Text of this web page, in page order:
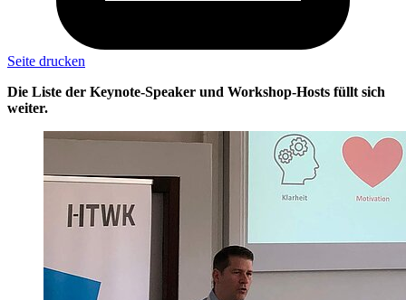
Seite drucken
Die Liste der Keynote-Speaker und Workshop-Hosts füllt sich
weiter.